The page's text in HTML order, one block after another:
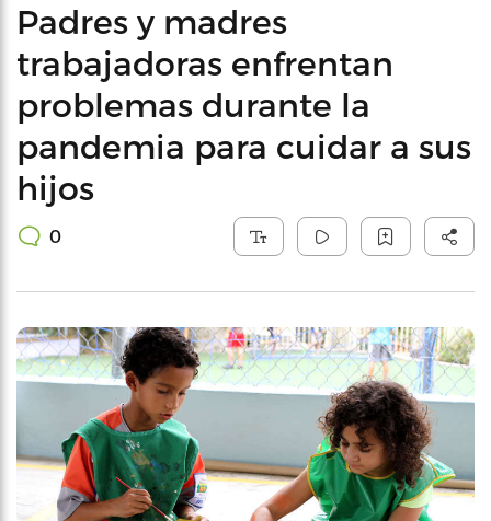
Padres y madres
trabajadoras enfrentan
problemas durante la
pandemia para cuidar a sus
hijos
0